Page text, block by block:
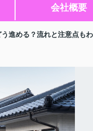
会社概要
進める？流れと注意点も